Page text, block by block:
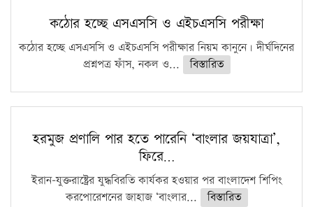
কঠোর হচ্ছে এসএসসি ও এইচএসসি পরীক্ষা
কঠোর হচ্ছে এসএসসি ও এইচএসসি পরীক্ষার নিয়ম কানুনে। দীর্ঘদিনের
প্রশ্নপত্র ফাঁস, নকল ও...
বিস্তারিত
হরমুজ প্রণালি পার হতে পারেনি ‘বাংলার জয়যাত্রা’,
ফিরে…
ইরান-যুক্তরাষ্ট্রের যুদ্ধবিরতি কার্যকর হওয়ার পর বাংলাদেশ শিপিং
করপোরেশনের জাহাজ ‘বাংলার...
বিস্তারিত